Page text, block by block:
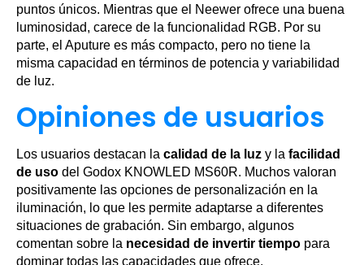
puntos únicos. Mientras que el Neewer ofrece una buena
luminosidad, carece de la funcionalidad RGB. Por su
parte, el Aputure es más compacto, pero no tiene la
misma capacidad en términos de potencia y variabilidad
de luz.
Opiniones de usuarios
Los usuarios destacan la calidad de la luz y la facilidad
de uso del Godox KNOWLED MS60R. Muchos valoran
positivamente las opciones de personalización en la
iluminación, lo que les permite adaptarse a diferentes
situaciones de grabación. Sin embargo, algunos
comentan sobre la necesidad de invertir tiempo para
dominar todas las capacidades que ofrece.